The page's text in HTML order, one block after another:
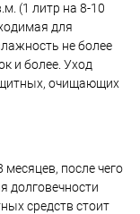
(1 литр на 8-10
для
не более
и более. Уход
очищающих
после чего
долговечности
средств стоит